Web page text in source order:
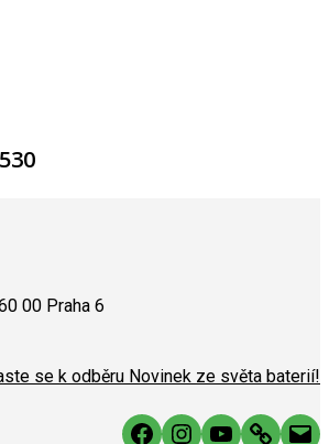
00 Praha 6
se k odběru Novinek ze světa baterií!
Facebook
Instagram
YouTube
Link